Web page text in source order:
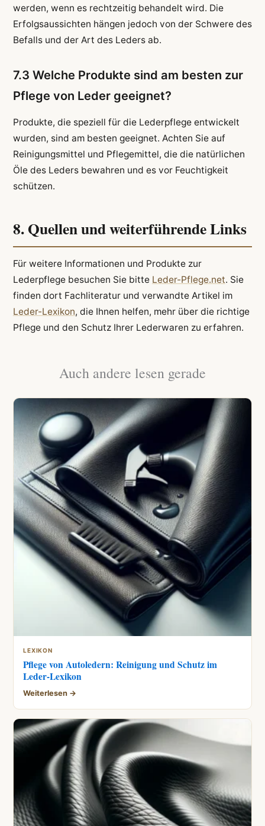
werden, wenn es rechtzeitig behandelt wird. Die
Erfolgsaussichten hängen jedoch von der Schwere des
Befalls und der Art des Leders ab.
7.3 Welche Produkte sind am besten zur
Pflege von Leder geeignet?
Produkte, die speziell für die Lederpflege entwickelt
wurden, sind am besten geeignet. Achten Sie auf
Reinigungsmittel und Pflegemittel, die die natürlichen
Öle des Leders bewahren und es vor Feuchtigkeit
schützen.
8. Quellen und weiterführende Links
Für weitere Informationen und Produkte zur
Lederpflege besuchen Sie bitte Leder-Pflege.net. Sie
finden dort Fachliteratur und verwandte Artikel im
Leder-Lexikon, die Ihnen helfen, mehr über die richtige
Pflege und den Schutz Ihrer Lederwaren zu erfahren.
Auch andere lesen gerade
LEXIKON
Pflege von Autoledern: Reinigung und Schutz im
Leder-Lexikon
Weiterlesen →